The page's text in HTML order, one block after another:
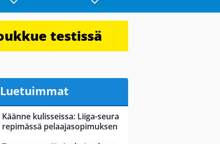
testissä
Luetuimmat
Käänne kulisseissa: Liiga-seura
repimässä pelaajasopimuksen